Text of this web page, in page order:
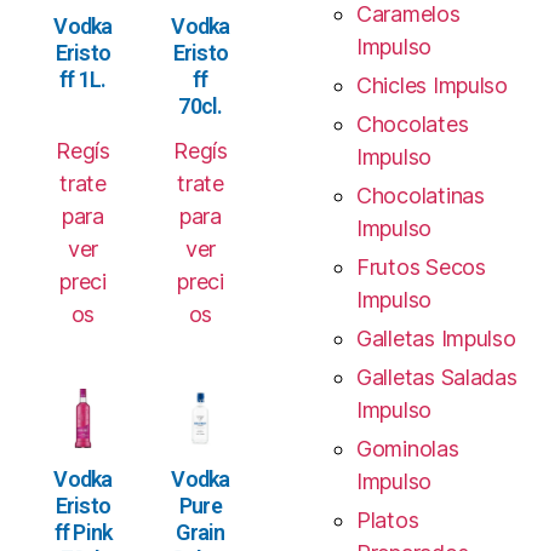
Vodka
Eristo
ff 1L.
Regís
trate
para
ver
preci
os
Vodka
Eristo
ff
70cl.
Regís
trate
para
ver
preci
os
Vodka
Eristo
ff Pink
Vodka
Pure
Grain
Caramelos
Impulso
Chicles Impulso
Chocolates
Impulso
Chocolatinas
Impulso
Frutos Secos
Impulso
Galletas Impulso
Galletas Saladas
Impulso
Gominolas
Impulso
Platos